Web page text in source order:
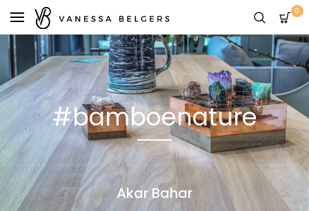
0
#bamboenature
Akar Bahar